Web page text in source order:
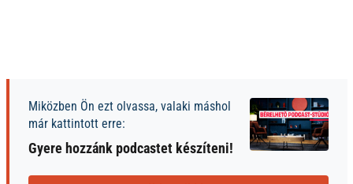
Miközben Ön ezt olvassa, valaki máshol
már kattintott erre:
Gyere hozzánk podcastet készíteni!